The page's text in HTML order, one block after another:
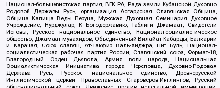
Национал-большевистская партия, ВЕК РА, Рада земли Кубанской Духовно
Родовой Державы Русь, организация Асгардская Славянская Община,
Община Капища Веды Перуна, Мужская Духовная Семинария Духовное
Учреждение, Нурджулар, К Богодержавию, Таблиги Джамаат, Свидетели
Иеговы, Русское национальное единство, Национал-социалистическое
общество, Джамаат мувахидов, Объединенный Вилайат Кабарды, Балкарии
и Карачая, Союз славян, Ат-Такфир Валь-Хиджра, Пит Буль, Национал-
социалистическая рабочая партия России, Славянский союз, Формат-18,
Благородный Орден Дьявола, Армия воли народа, Национальная
Социалистическая Инициатива города Череповца, Духовно-Родовая
Держава Русь, Русское национальное единство, Древнерусской
Инглистической церкви Православных Староверов-Инглингов, Русский
общенациональный союз, Движение против нелегальной иммиграции,